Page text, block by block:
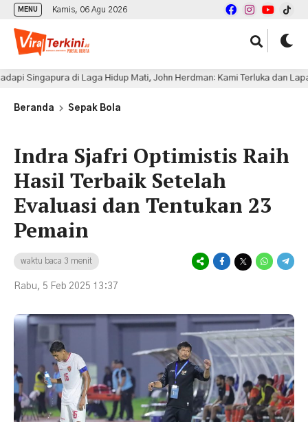
MENU Kamis, 06 Agu 2026
di Laga Hidup Mati, John Herdman: Kami Terluka dan Lapar
Beranda Sepak Bola
Indra Sjafri Optimistis Raih
Hasil Terbaik Setelah
Evaluasi dan Tentukan 23
Pemain
waktu baca 3 menit
Rabu, 5 Feb 2025 13:37